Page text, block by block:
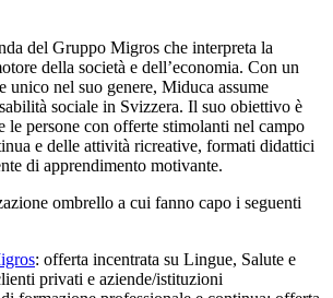
del Gruppo Migros che interpreta la
della società e dell’economia. Con un
unico nel suo genere, Miduca assume
sociale in Svizzera. Il suo obiettivo è
le persone con offerte stimolanti nel campo
e delle attività ricreative, formati didattici
di apprendimento motivante.
ombrello a cui fanno capo i seguenti
: offerta incentrata su Lingue, Salute e
privati e aziende/istituzioni